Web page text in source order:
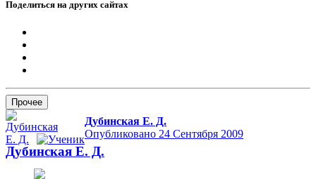
Поделиться на других сайтах
Прочее
Дубинская Е. Д.
Опубликовано 24 Сентября 2009
Дубинская Е. Д.